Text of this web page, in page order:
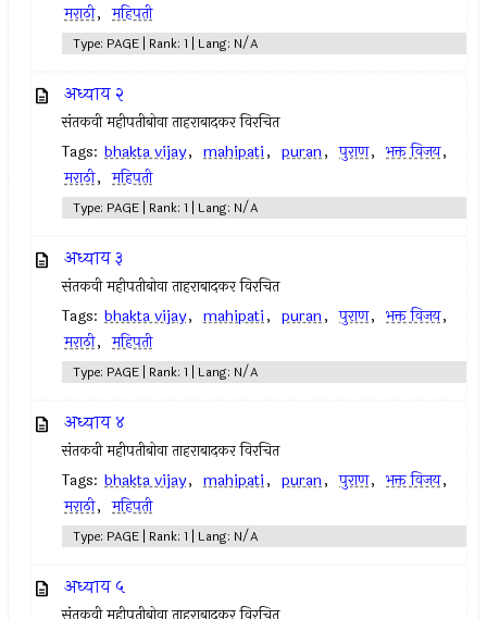
मराठी, महिपती
Type: PAGE | Rank: 1 | Lang: N/A
अध्याय २
संतकवी महीपतीबोवा ताहराबादकर विरचित
Tags: bhakta vijay, mahipati, puran, पुराण, भक्त विजय,
मराठी, महिपती
Type: PAGE | Rank: 1 | Lang: N/A
अध्याय ३
संतकवी महीपतीबोवा ताहराबादकर विरचित
Tags: bhakta vijay, mahipati, puran, पुराण, भक्त विजय,
मराठी, महिपती
Type: PAGE | Rank: 1 | Lang: N/A
अध्याय ४
संतकवी महीपतीबोवा ताहराबादकर विरचित
Tags: bhakta vijay, mahipati, puran, पुराण, भक्त विजय,
मराठी, महिपती
Type: PAGE | Rank: 1 | Lang: N/A
अध्याय ५